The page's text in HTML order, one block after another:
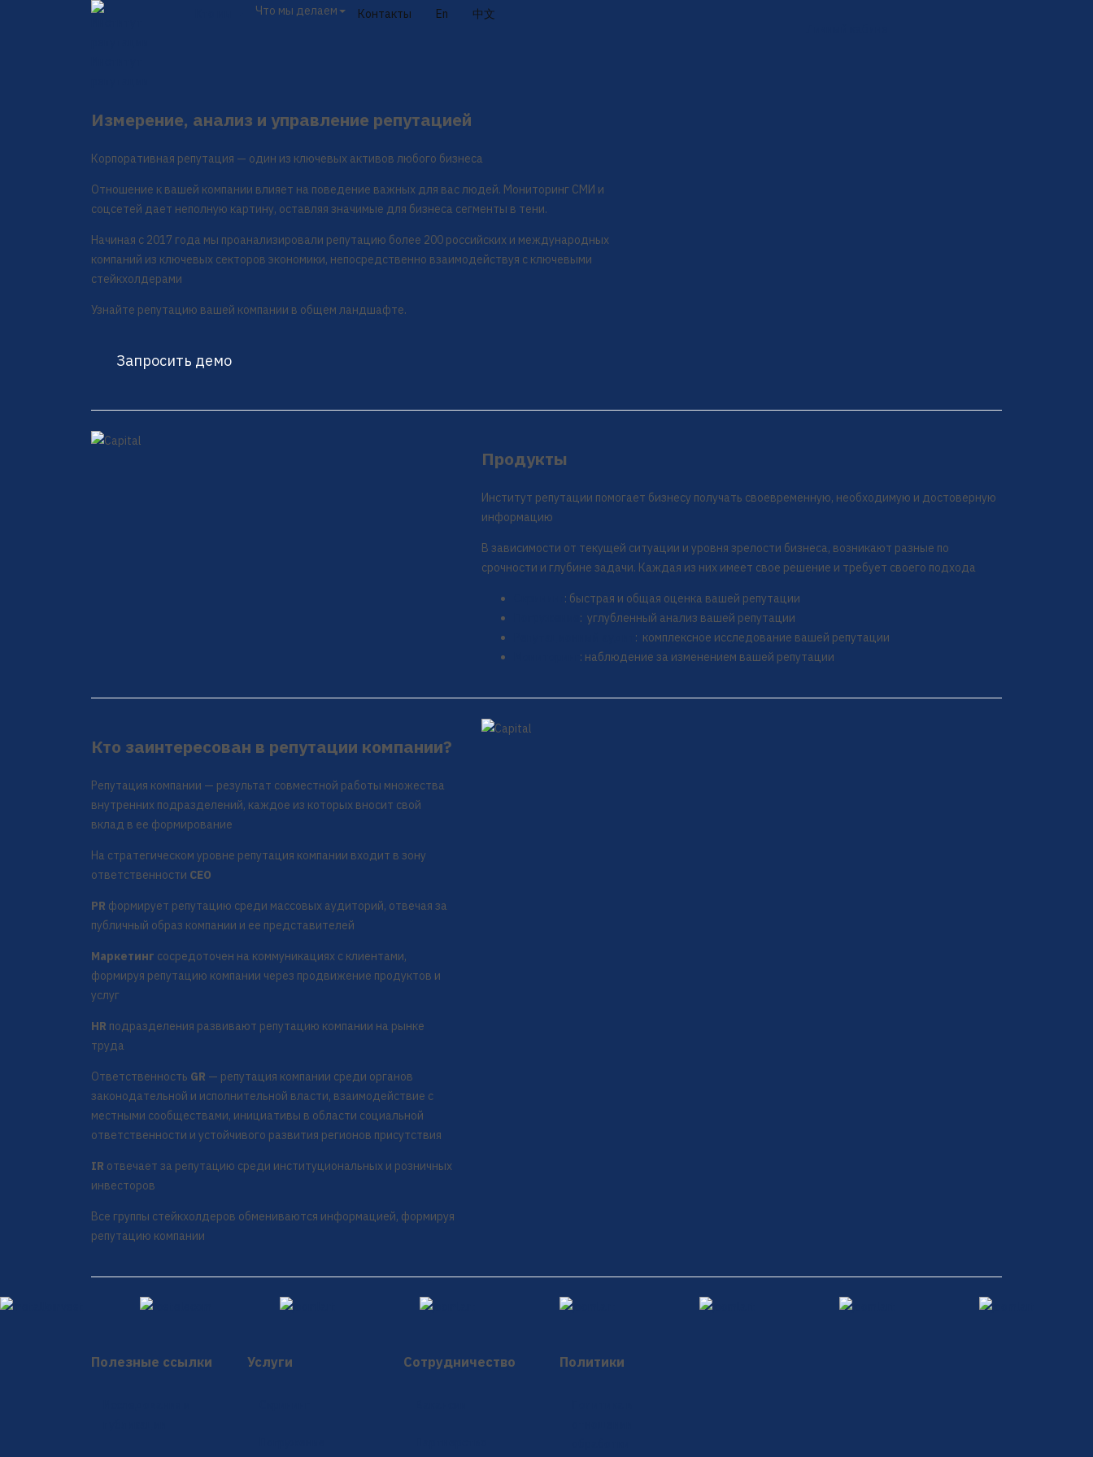
Что мы делаем Контакты En
中文
Измерение, анализ и управление репутацией
Корпоративная репутация — один из ключевых активов любого бизнеса
Отношение к вашей компании влияет на поведение важных для вас людей. Мониторинг СМИ и
соцсетей дает неполную картину, оставляя значимые для бизнеса сегменты в тени.
Начиная с 2017 года мы проанализировали репутацию более 200 российских и международных
компаний из ключевых секторов экономики, непосредственно взаимодействуя с ключевыми
стейкхолдерами
Узнайте репутацию вашей компании в общем ландшафте.
Запросить демо
Продукты
Институт репутации помогает бизнесу получать своевременную, необходимую и достоверную
информацию
В зависимости от текущей ситуации и уровня зрелости бизнеса, возникают разные по
срочности и глубине задачи. Каждая из них имеет свое решение и требует своего подхода
: быстрая и общая оценка вашей репутации
: углубленный анализ вашей репутации
: комплексное исследование вашей репутации
: наблюдение за изменением вашей репутации
Кто заинтересован в репутации компании?
Репутация компании — результат совместной работы множества
внутренних подразделений, каждое из которых вносит свой
вклад в ее формирование
На стратегическом уровне репутация компании входит в зону
ответственности CEO
PR формирует репутацию среди массовых аудиторий, отвечая за
публичный образ компании и ее представителей
Маркетинг сосредоточен на коммуникациях с клиентами,
формируя репутацию компании через продвижение продуктов и
услуг
HR подразделения развивают репутацию компании на рынке
труда
Ответственность GR — репутация компании среди органов
законодательной и исполнительной власти, взаимодействие с
местными сообществами, инициативы в области социальной
ответственности и устойчивого развития регионов присутствия
IR отвечает за репутацию среди институциональных и розничных
инвесторов
Все группы стейкхолдеров обмениваются информацией, формируя
репутацию компании
Полезные ссылки Услуги Сотрудничество Политики